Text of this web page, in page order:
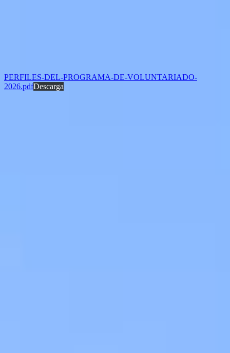
PERFILES-DEL-PROGRAMA-DE-VOLUNTARIADO-
2026.pdfDescarga